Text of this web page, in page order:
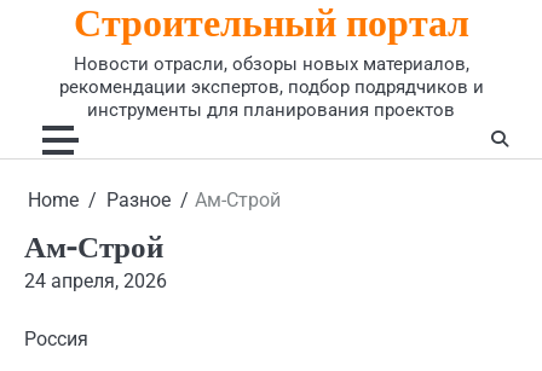
Строительный портал
Новости отрасли, обзоры новых материалов,
рекомендации экспертов, подбор подрядчиков и
инструменты для планирования проектов
Home Разное Ам-Строй
Ам-Строй
24 апреля, 2026
Россия